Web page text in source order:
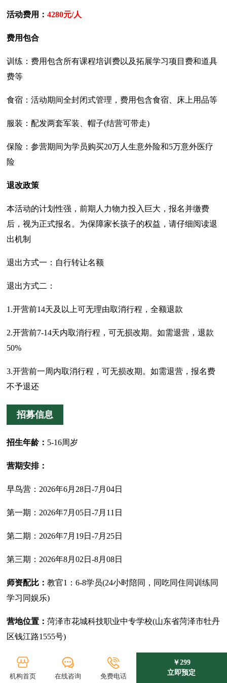
活动费用：4280元/人
费用包合
训练：费用包含所有课程培训费以及拓展学习项目费和道具
费等
食宿：活动期间全封闭式管理，费用包含食宿、床上用品等
服装：配发两套军装、帽子(结营可带走)
保险：参营期间为学员购买20万人生意外险和5万意外医疗
险
退改政策
本活动的计划性强，前期人力物力投入巨大，报名并缴费
后，视为正式报名。为保障家长孩子的权益，请仔细阅读退
出机制
退出方式一：自行转让名额
退出方式二：
1.开营前14天及以上可无理由取消行程，全额退款
2.开营前7-14天内取消行程，可无损改期。如需退营，退款
50%
3.开营前一周内取消行程，可无损改期。如需退营，报名费
不予退还
招募信息
招生年龄： 5-16周岁
营期安排：
早鸟营：2026年6月28日-7月04日
第一期：2026年7月05日-7月11日
第二期：2026年7月19日-7月25日
第三期：2026年8月02日-8月08日
师资配比：教官1：6-8学员(24小时陪同，同吃同住同训练同
学习同娱乐)
营地位置：菏泽市花城科技职业中专学校(山东省菏泽市牡丹
区钱江路1555号)
安全保障
机构首页 在线咨询 免费电话
￥299
立即预定